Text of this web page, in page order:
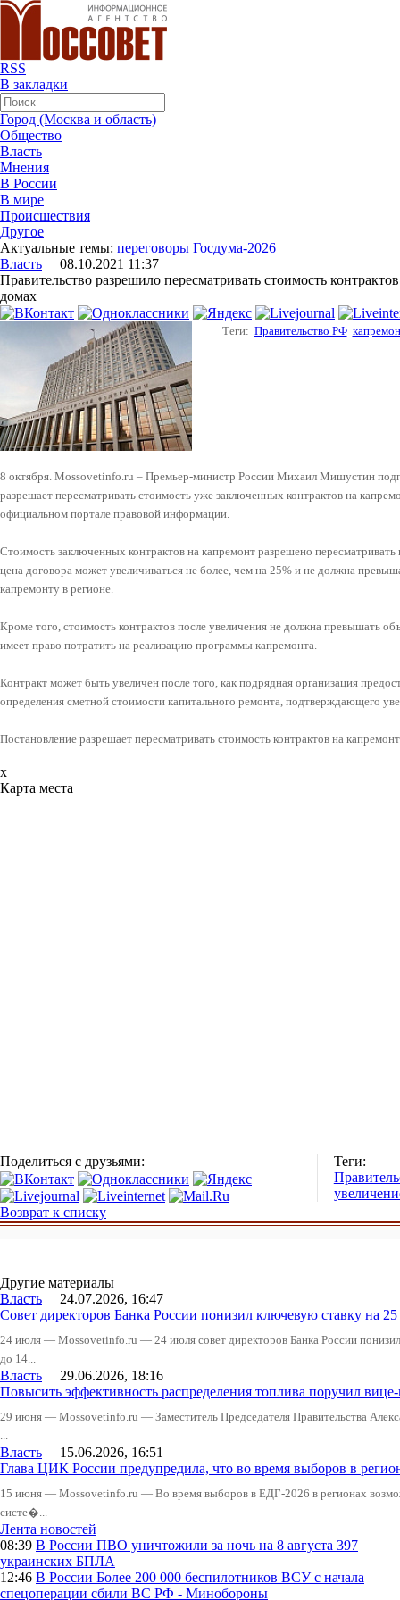
RSS
В закладки
Город (Москва и область)
Общество
Власть
Мнения
В России
В мире
Происшествия
Другое
Актуальные темы: переговоры Госдума-2026
Власть 08.10.2021 11:37
Правительство разрешило пересматривать стоимость
домах
Теги: Правительство РФ
8 октября. Mossovetinfo.ru – Премьер-министр России Михаил Мишустин
разрешает пересматривать стоимость уже заключенных контрактов на
официальном портале правовой информации.
Стоимость заключенных контрактов на капремонт разрешено
цена договора может увеличиваться не более, чем на 25% и не должна
капремонту в регионе.
Кроме того, стоимость контрактов после увеличения не должна превышать
имеет право потратить на реализацию программы капремонта.
Контракт может быть увеличен после того, как подрядная организация
определения сметной стоимости капитального ремонта, подтверждающего
Постановление разрешает пересматривать стоимость контрактов на
x
Карта места
Поделиться с друзьями:
Теги:
Возврат к списку
Другие материалы
Власть 24.07.2026, 16:47
Совет директоров Банка России понизил ключевую ставку на
24 июля — Mossovetinfo.ru — 24 июля совет директоров Банка России
до 14...
Власть 29.06.2026, 18:16
Повысить эффективность распределения топлива поручил
29 июня — Mossovetinfo.ru — Заместитель Председателя Правительства
...
Власть 15.06.2026, 16:51
Глава ЦИК России предупредила, что во время выборов в
15 июня — Mossovetinfo.ru — Во время выборов в ЕДГ-2026 в регионах
систе�...
Лента новостей
08:39 В России ПВО уничтожили за ночь на 8 августа 397
украинских БПЛА
12:46 В России Более 200 000 беспилотников ВСУ с начала
спецоперации сбили ВС РФ - Минобороны